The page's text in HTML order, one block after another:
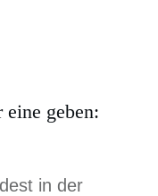
geben:
in der